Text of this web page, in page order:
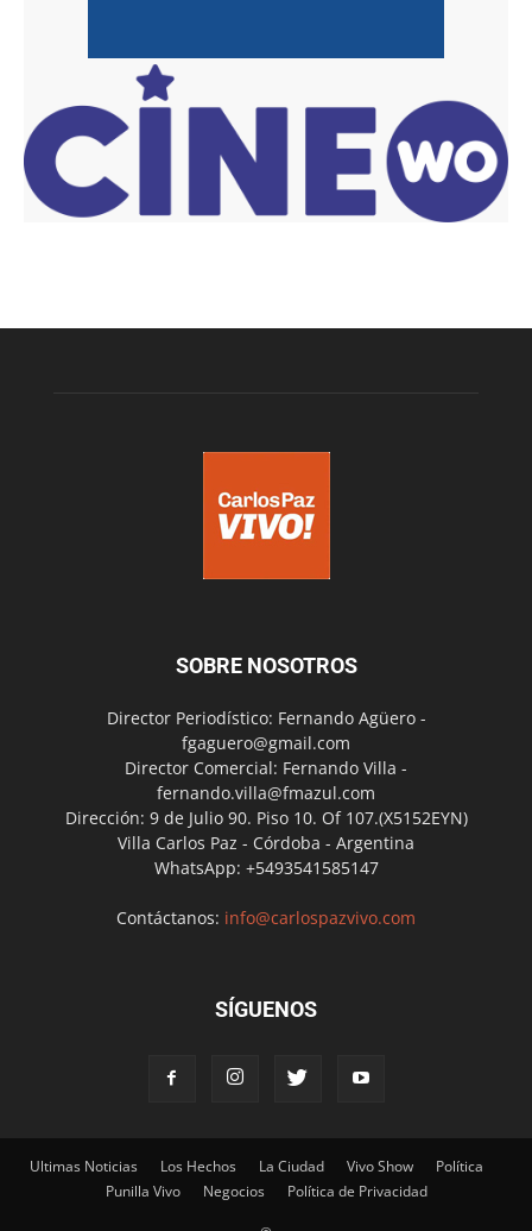
SOBRE NOSOTROS
Director Periodístico: Fernando Agüero -
fgaguero@gmail.com
Director Comercial: Fernando Villa -
fernando.villa@fmazul.com
Dirección: 9 de Julio 90. Piso 10. Of 107.(X5152EYN)
Villa Carlos Paz - Córdoba - Argentina
WhatsApp: +5493541585147
Contáctanos: info@carlospazvivo.com
SÍGUENOS
Ultimas Noticias Los Hechos La Ciudad Vivo Show
Política
Punilla Vivo
Negocios Política de Privacidad